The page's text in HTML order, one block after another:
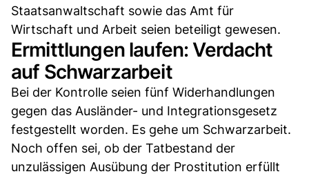
Staatsanwaltschaft sowie das Amt für
Wirtschaft und Arbeit seien beteiligt gewesen.
Ermittlungen laufen: Verdacht
auf Schwarzarbeit
Bei der Kontrolle seien fünf Widerhandlungen
gegen das Ausländer- und Integrationsgesetz
festgestellt worden. Es gehe um Schwarzarbeit.
Noch offen sei, ob der Tatbestand der
unzulässigen Ausübung der Prostitution erfüllt